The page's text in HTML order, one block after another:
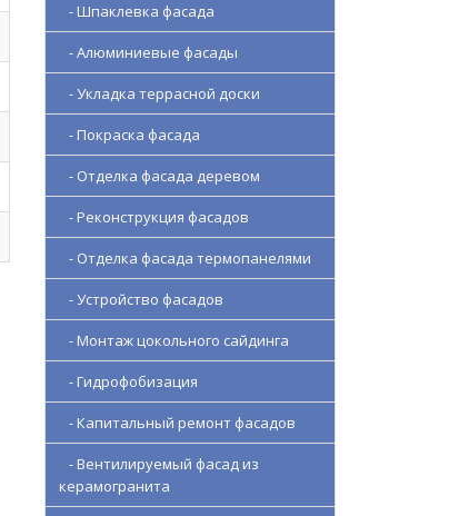
- Шпаклевка фасада
- Алюминиевые фасады
- Укладка террасной доски
- Покраска фасада
- Отделка фасада деревом
- Реконструкция фасадов
- Отделка фасада термопанелями
- Устройство фасадов
- Монтаж цокольного сайдинга
- Гидрофобизация
- Капитальный ремонт фасадов
- Вентилируемый фасад из
керамогранита